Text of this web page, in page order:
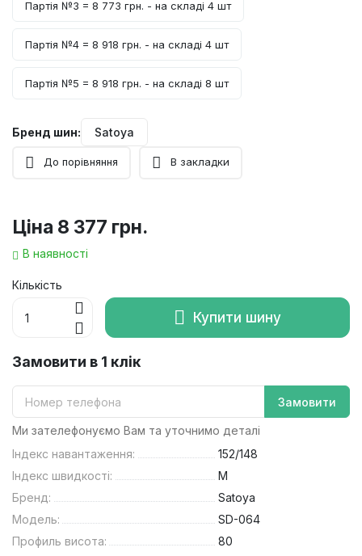
Партія №3 = 8 773 грн. - на складі 4 шт
Партія №4 = 8 918 грн. - на складі 4 шт
Партія №5 = 8 918 грн. - на складі 8 шт
Бренд шин: Satoya
До порівняння В закладки
Ціна 8 377 грн.
В наявності
Кількість
Купити шину
Замовити в 1 клік
Замовити
Ми зателефонуємо Вам та уточнимо деталі
Індекс навантаження:
152/148
Індекс швидкості:
M
Бренд:
Satoya
Модель:
SD-064
Профиль висота:
80